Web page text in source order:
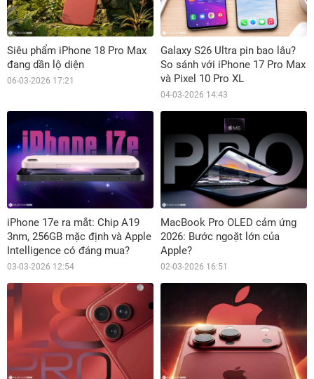
Siêu phẩm iPhone 18 Pro Max
đang dần lộ diện
06-03-2026 17:21
Galaxy S26 Ultra pin bao lâu?
So sánh với iPhone 17 Pro Max
và Pixel 10 Pro XL
04-03-2026 14:43
iPhone 17e ra mắt: Chip A19
3nm, 256GB mặc định và Apple
Intelligence có đáng mua?
03-03-2026 12:54
MacBook Pro OLED cảm ứng
2026: Bước ngoặt lớn của
Apple?
02-03-2026 16:51